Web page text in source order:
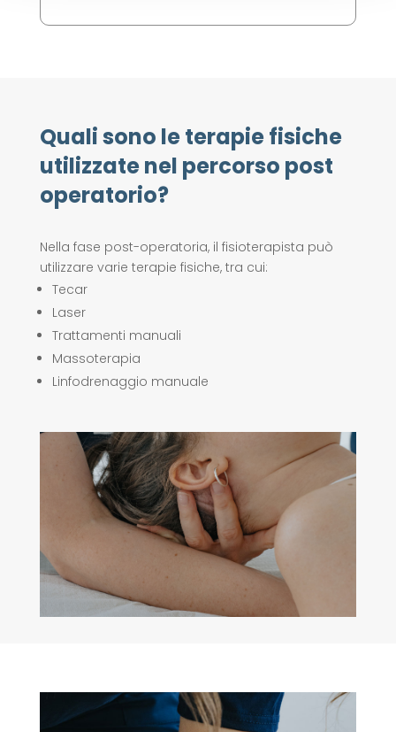
Quali sono le terapie fisiche
utilizzate nel percorso post
operatorio?
Nella fase post-operatoria, il fisioterapista può
utilizzare varie terapie fisiche, tra cui:
Tecar
Laser
Trattamenti manuali
Massoterapia
Linfodrenaggio manuale